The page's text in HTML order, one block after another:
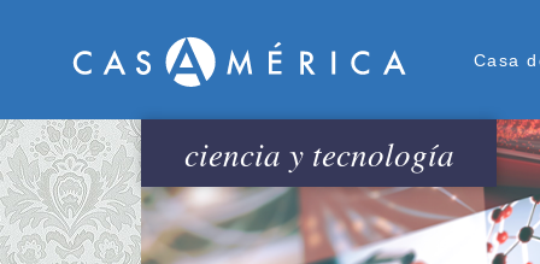
Casa
ciencia y tecnología